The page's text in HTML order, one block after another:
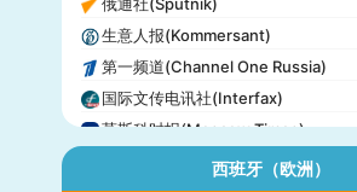
生意人报(Kommersant)
第一频道(Channel One Russia)
国际文传电讯社(Interfax)
莫斯科时报(Moscow Times)
西班牙（欧洲）